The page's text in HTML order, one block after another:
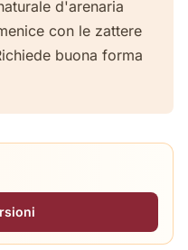
d'arenaria
con le zattere
buona forma